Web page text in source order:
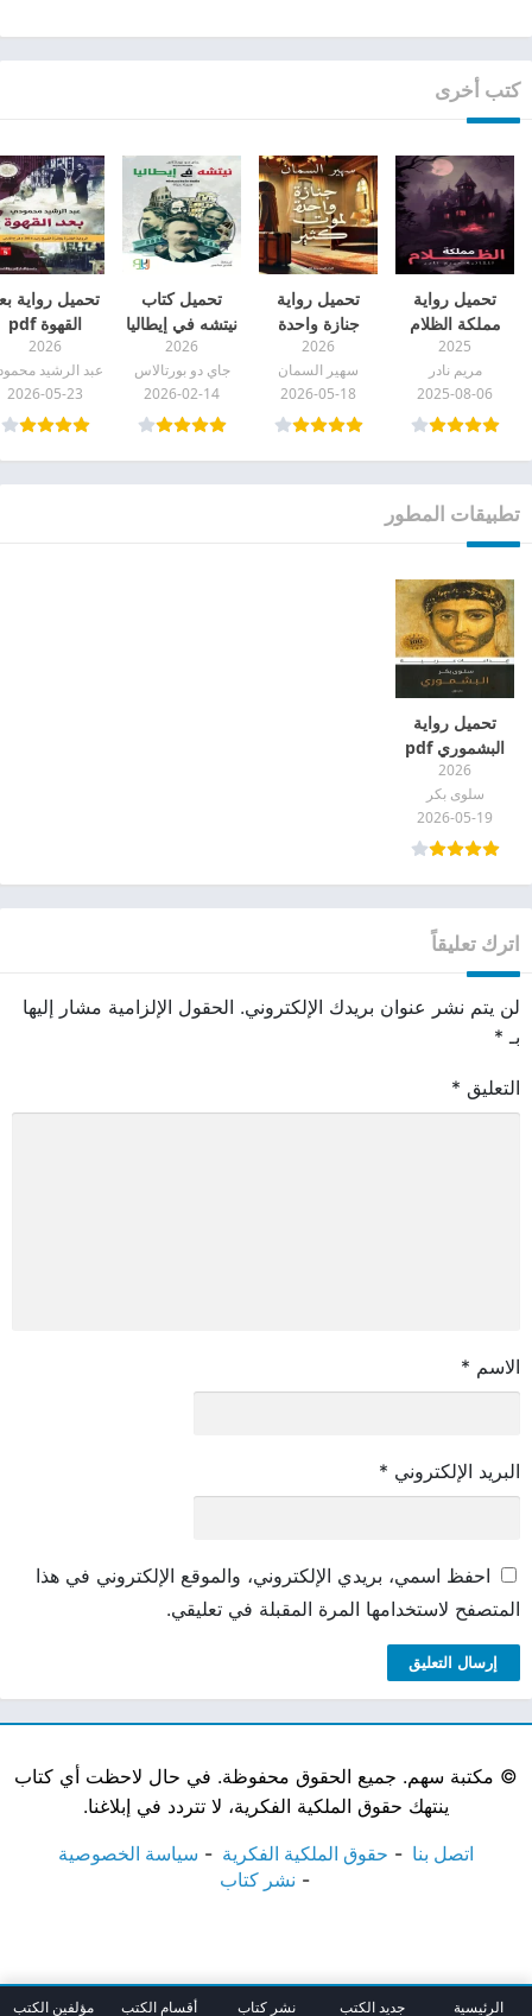
كتب أخرى
تحميل رواية
مملكة الظلام
pdf
2025
مريم نادر
2025-08-06
تحميل رواية
جنازة واحدة
لموت كثير pdf
2026
سهير السمان
2026-05-18
تحميل كتاب
نيتشه في إيطاليا
pdf
2026
جاي دو بورتالاس
2026-02-14
تحميل رواية
القهوة pdf
2026
عبد الرشيد
2026-05-23
تطبيقات المطور
تحميل رواية
البشموري pdf
2026
سلوى بكر
2026-05-19
اترك تعليقاً
لن يتم نشر عنوان بريدك الإلكتروني. الحقول الإلزامية مشار إليها
بـ *
التعليق *
الاسم *
البريد الإلكتروني *
احفظ اسمي، بريدي الإلكتروني، والموقع الإلكتروني في هذا
المتصفح لاستخدامها المرة المقبلة في تعليقي.
© مكتبة سهم. جميع الحقوق محفوظة. في حال لاحظت أي كتاب
ينتهك حقوق الملكية الفكرية، لا تتردد في إبلاغنا.
اتصل بنا حقوق الملكية الفكرية
سياسة الخصوصية
نشر كتاب
الرئيسية جديد الكتب نشر كتاب أقسام الكتب مؤلفين الكتب